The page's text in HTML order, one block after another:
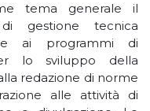
tema generale il
gestione tecnica
ai programmi di
lo sviluppo della
redazione di norme
alle attività di